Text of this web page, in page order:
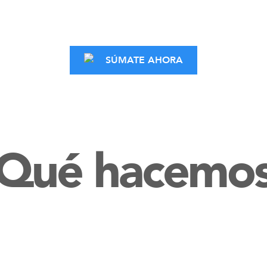
SÚMATE AHORA